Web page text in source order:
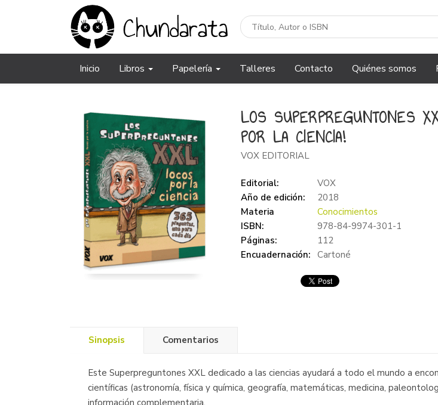
Inicio Libros Papelería Talleres Contacto Quiénes somos
LOS SUPERPREGUNTONES
POR LA CIENCIA!
VOX EDITORIAL
Editorial:
VOX
Año de edición:
2018
Materia
Conocimientos
ISBN:
978-84-9974-301-1
Páginas:
112
Encuadernación:
Cartoné
Sinopsis Comentarios
Este Superpreguntones XXL dedicado a las ciencias ayudará a todo el mundo a
científicas (astronomía, física y química, geografía, matemáticas, medicina,
información complementaria.